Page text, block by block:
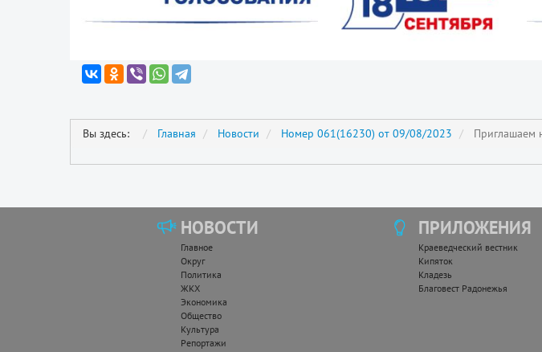
Вы здесь: Главная Новости Номер 061(16230) от 09/08/2023 Приглашаем
НОВОСТИ
Главное
Округ
Политика
ЖКХ
Экономика
Общество
Культура
Репортажи
ПРИЛОЖЕНИЯ
Краеведческий вестник
Кипяток
Кладезь
Благовест Радонежья